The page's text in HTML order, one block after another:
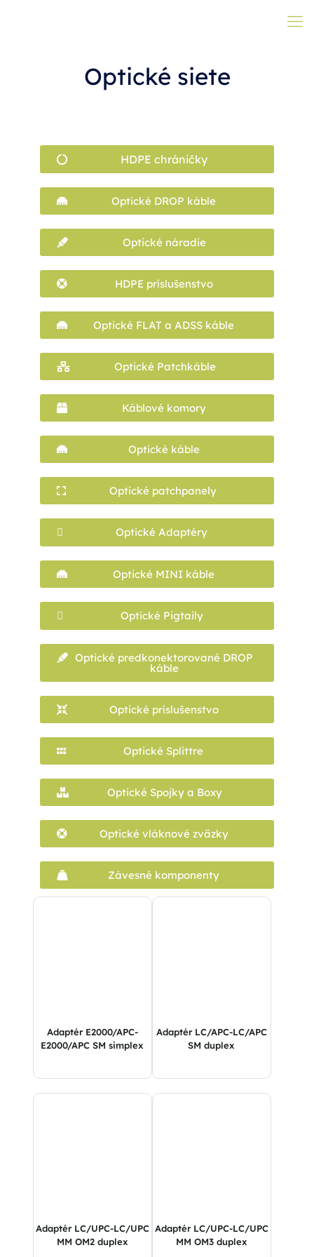
Optické siete
HDPE chráničky
Optické DROP káble
Optické náradie
HDPE príslušenstvo
Optické FLAT a ADSS káble
Optické Patchkáble
Káblové komory
Optické káble
Optické patchpanely
Optické Adaptéry
Optické MINI káble
Optické Pigtaily
Optické predkonektorované DROP
káble
Optické príslušenstvo
Optické Splittre
Optické Spojky a Boxy
Optické vláknové zväzky
Závesné komponenty
Adaptér E2000/APC-
E2000/APC SM simplex
Adaptér LC/APC-LC/APC
SM duplex
Adaptér LC/UPC-LC/UPC
MM OM2 duplex
Adaptér LC/UPC-LC/UPC
MM OM3 duplex